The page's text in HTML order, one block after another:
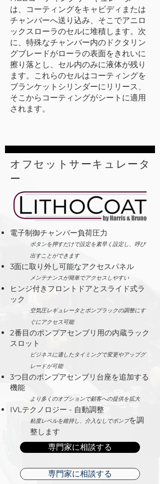
は、コーティングをキャビディまたは
チャンバーへ送り込み、そこでアニロ
ックスローラのセルに堆積します。次
に、特殊なチャンバー内のドクタリン
グブレードがローラの表面をきれいに
擦り落とし、セル内のみに液体が残り
ます。これらのセルはコーティングを
ブランケットシリンダーにリリース、
そこからコーティングがシートに適用
されます。
オフセットサーキュレータ
ー
電子制御チャンバー負荷圧力
ボタンを押すだけで設定を素早く設定し、呼び
出すことができます
3面に取り外し可能なアクセスパネル
メンテナンスが簡単でアクセスしやすい
ヒンジ付きフロントドアとスライド式ラ
ック
空気圧レギュレータとポンプラックの調整にす
ぐにアクセス可能
2番目のポンプアセンブリ用の内蔵ラック
スロット
ビジネスに適したタイミングで変更やアップグ
レードが可能
3つ目のポンプアセンブリ台座を追加する
機能
より多くのオプションで顧客への提供を拡大
IVLテクノロジー - 自動調整
粘度レベルを維持し、 介入なしでポンプを調
整します
専門家に相談する
専門家に相談する